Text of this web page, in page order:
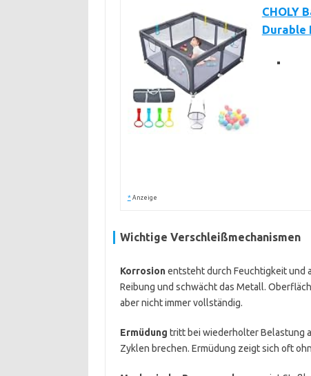
CHOLY
Durable
* Anzeige
Wichtige Verschleißmechanismen
Korrosionentsteht durch Feuchtigkeit und
Reibung und schwächt das Metall.
aber nicht immer vollständig.
Ermüdung tritt bei wiederholter Belastung
Zyklen brechen. Ermüdung zeigt sich oft